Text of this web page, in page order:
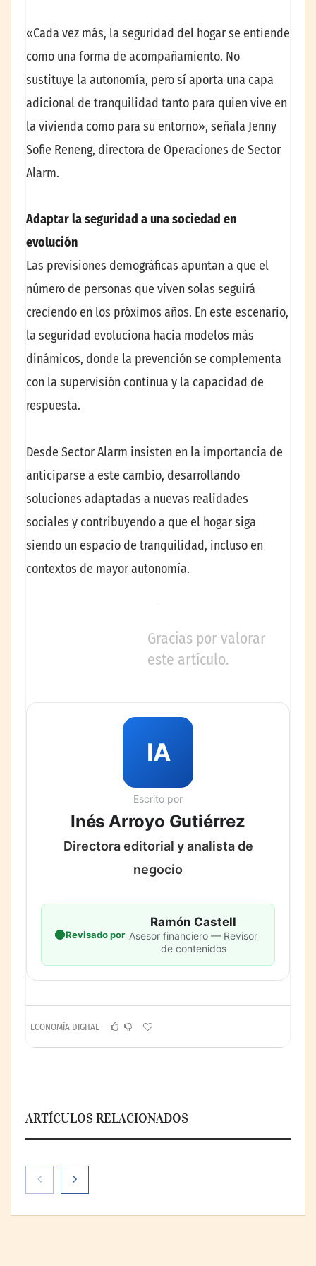
«Cada vez más, la seguridad del hogar se entiende
como una forma de acompañamiento. No
sustituye la autonomía, pero sí aporta una capa
adicional de tranquilidad tanto para quien vive en
la vivienda como para su entorno», señala Jenny
Sofie Reneng, directora de Operaciones de Sector
Alarm.
Adaptar la seguridad a una sociedad en
evolución
Las previsiones demográficas apuntan a que el
número de personas que viven solas seguirá
creciendo en los próximos años. En este escenario,
la seguridad evoluciona hacia modelos más
dinámicos, donde la prevención se complementa
con la supervisión continua y la capacidad de
respuesta.
Desde Sector Alarm insisten en la importancia de
anticiparse a este cambio, desarrollando
soluciones adaptadas a nuevas realidades
sociales y contribuyendo a que el hogar siga
siendo un espacio de tranquilidad, incluso en
contextos de mayor autonomía.
Gracias por valorar
este artículo.
IA
Escrito por
Inés Arroyo Gutiérrez
Directora editorial y analista de
negocio
Revisado por
Ramón Castell
Asesor financiero — Revisor
de contenidos
ECONOMÍA DIGITAL
ARTÍCULOS RELACIONADOS